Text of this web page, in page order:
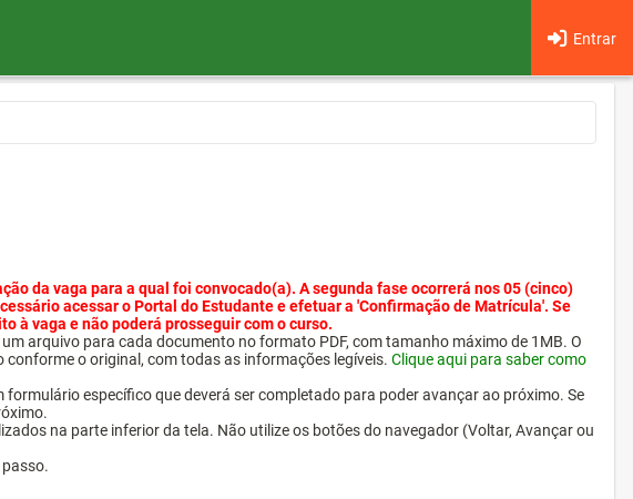
Entrar
da vaga para a qual foi convocado(a). A segunda fase ocorrerá nos 05 (cinco)
acessar o Portal do Estudante e efetuar a 'Confirmação de Matrícula'. Se
à vaga e não poderá prosseguir com o curso.
arquivo para cada documento no formato PDF, com tamanho máximo de 1MB. O
o original, com todas as informações legíveis. Clique aqui para saber como
específico que deverá ser completado para poder avançar ao próximo. Se
na parte inferior da tela. Não utilize os botões do navegador (Voltar, Avançar ou